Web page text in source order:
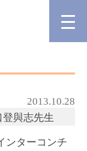
2013.10.28
與志先生
ンターコンチ